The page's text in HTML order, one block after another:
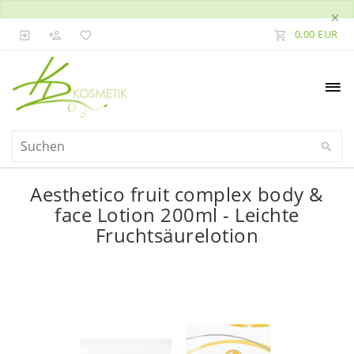
×
0,00 EUR
Aesthetico fruit complex body &
face Lotion 200ml - Leichte
Fruchtsäurelotion